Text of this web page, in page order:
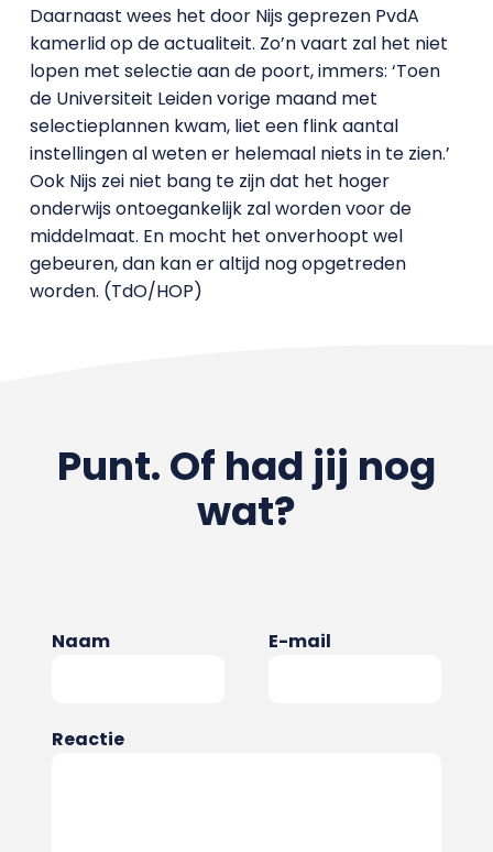
Daarnaast wees het door Nijs geprezen PvdA
kamerlid op de actualiteit. Zo’n vaart zal het niet
lopen met selectie aan de poort, immers: ‘Toen
de Universiteit Leiden vorige maand met
selectieplannen kwam, liet een flink aantal
instellingen al weten er helemaal niets in te zien.’
Ook Nijs zei niet bang te zijn dat het hoger
onderwijs ontoegankelijk zal worden voor de
middelmaat. En mocht het onverhoopt wel
gebeuren, dan kan er altijd nog opgetreden
worden. (TdO/HOP)
Punt. Of had jij nog
wat?
Naam E-mail
Reactie